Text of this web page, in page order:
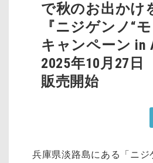
で秋のお出かけ
『ニジゲンノ“
キャンペーン in
2025年10月27日
販売開始
兵庫県淡路島にある「ニジ